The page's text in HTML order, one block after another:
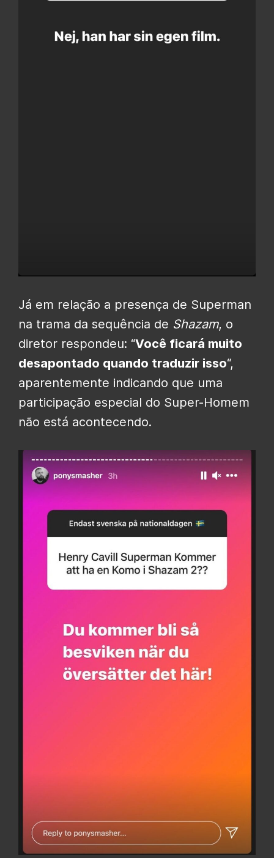
Já em relação a presença de Superman
na trama da sequência de Shazam, o
diretor respondeu: “Você ficará muito
desapontado quando traduzir isso“,
aparentemente indicando que uma
participação especial do Super-Homem
não está acontecendo.